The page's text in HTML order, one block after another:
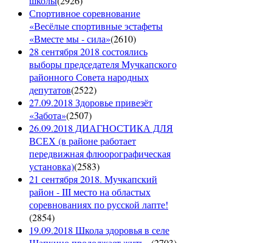
Спортивное соревнование
«Весёлые спортивные эстафеты
«Вместе мы - сила»(2610)
28 сентября 2018 состоялись
выборы председателя Мучкапского
районного Совета народных
депутатов(2522)
27.09.2018 Здоровье привезёт
«Забота»(2507)
26.09.2018 ДИАГНОСТИКА ДЛЯ
ВСЕХ (в районе работает
передвижная флюорографическая
установка)(2583)
21 сентября 2018. Мучкапский
район - III место на областых
соревнованиях по русской лапте!
(2854)
19.09.2018 Школа здоровья в селе